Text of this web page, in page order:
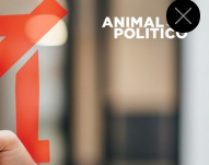
las condiciones
que cada vez
no se detienen.
focos rojos de México
se detectaron tres
resulta